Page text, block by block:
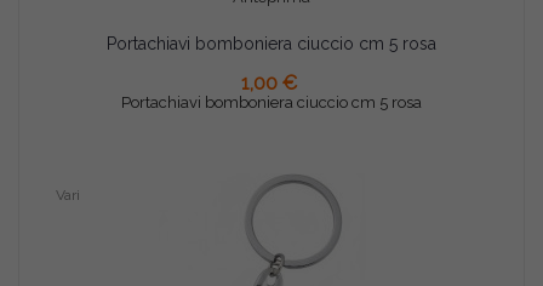
Portachiavi bomboniera ciuccio cm 5 rosa
1,00 €
Portachiavi bomboniera ciuccio cm 5 rosa
AGGIUNGI AL CARRELLO
Vari